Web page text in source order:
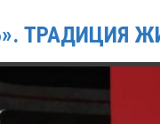
ТРАДИЦИЯ